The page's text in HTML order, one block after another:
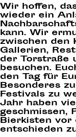
Wir hoffen,
wieder ein
kann. Wir
zwischen den
Gallerien,
der Torstraße
besuchen.
den Tag für
Besonderes
Festivals zu
Jahr haben
geschmissen,
Bierkisten vor
entschieden